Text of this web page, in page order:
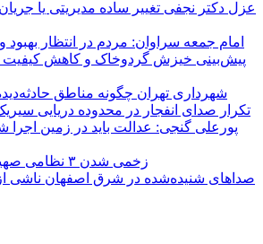
عزل دکتر نجفی تغییر ساده مدیریتی یا
امام جمعه سراوان: مردم در انتظار
پیش‌بینی خیزش گردوخاک و کاهش کیفیت
شهرداری تهران چگونه مناطق
تکرار صدای انفجار در محدوده دریایی
پورعلی گنجی: عدالت باید در زمین اجرا
زخمی شدن ۳ نظامی صهیونیست در جنوب لبنان
صداهای شنیده‌شده در شرق اصفهان ناشی